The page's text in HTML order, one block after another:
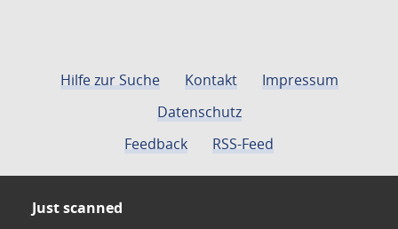
Hilfe zur Suche Kontakt
Impressum
Datenschutz
Feedback
RSS-Feed
Just scanned